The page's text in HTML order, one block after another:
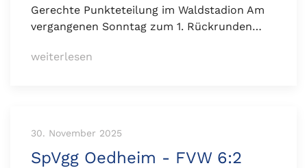
Gerechte Punkteteilung im Waldstadion Am
vergangenen Sonntag zum 1. Rückrunden…
weiterlesen
30. November 2025
SpVgg Oedheim - FVW 6:2